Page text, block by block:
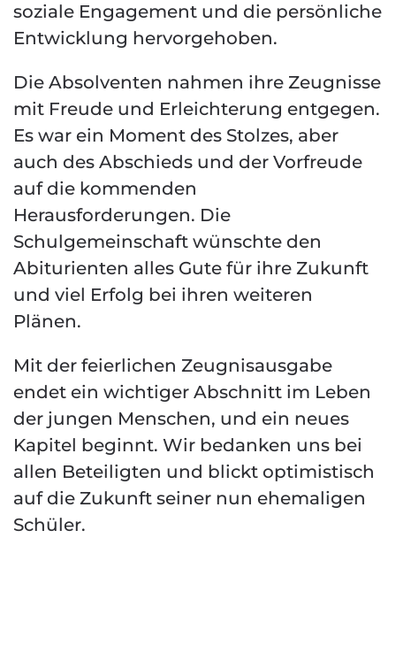
soziale Engagement und die persönliche
Entwicklung hervorgehoben.
Die Absolventen nahmen ihre Zeugnisse
mit Freude und Erleichterung entgegen.
Es war ein Moment des Stolzes, aber
auch des Abschieds und der Vorfreude
auf die kommenden
Herausforderungen. Die
Schulgemeinschaft wünschte den
Abiturienten alles Gute für ihre Zukunft
und viel Erfolg bei ihren weiteren
Plänen.
Mit der feierlichen Zeugnisausgabe
endet ein wichtiger Abschnitt im Leben
der jungen Menschen, und ein neues
Kapitel beginnt. Wir bedanken uns bei
allen Beteiligten und blickt optimistisch
auf die Zukunft seiner nun ehemaligen
Schüler.